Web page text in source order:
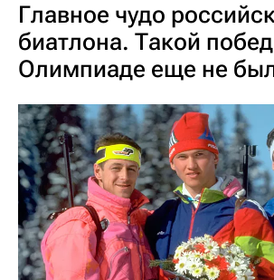
Главное чудо
биатлона. Такой
Олимпиаде еще не